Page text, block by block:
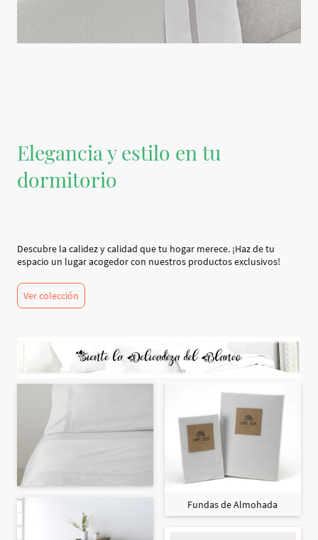
Elegancia y estilo en tu
dormitorio
Descubre la calidez y calidad que tu hogar merece. ¡Haz de tu
espacio un lugar acogedor con nuestros productos exclusivos!
Ver colección
Fundas de Almohada